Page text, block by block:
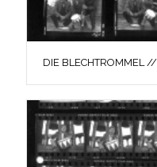
DIE BLECHTROMMEL